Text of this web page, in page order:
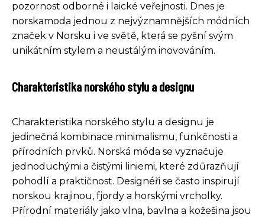
pozornost odborné i laické veřejnosti. Dnes je
norskamoda jednou z nejvýznamnějších módních
značek v Norsku i ve světě, která se pyšní svým
unikátním stylem a neustálým inovováním.
Charakteristika norského stylu a designu
Charakteristika norského stylu a designu je
jedinečná kombinace minimalismu, funkčnosti a
přírodních prvků. Norská móda se vyznačuje
jednoduchými a čistými liniemi, které zdůrazňují
pohodlí a praktičnost. Designéři se často inspirují
norskou krajinou, fjordy a horskými vrcholky.
Přírodní materiály jako vlna, bavlna a kožešina jsou